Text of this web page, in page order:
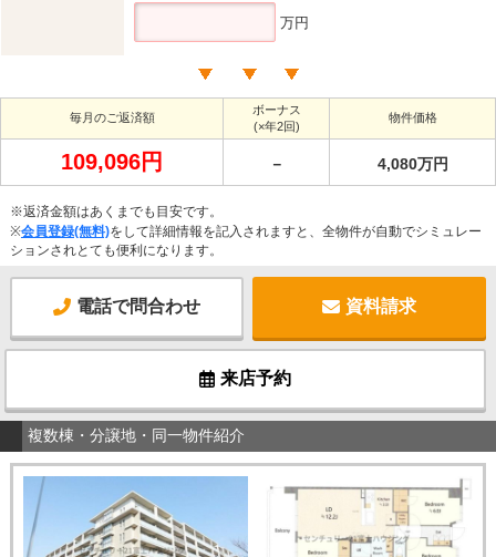
万円
毎月のご返済額
ボーナス
(×年2回)
物件価格
109,096円 － 4,080万円
※返済金額はあくまでも目安です。
※会員登録(無料)をして詳細情報を記入されますと、全物件が自動でシミュレー
ションされとても便利になります。
電話で問合わせ 資料請求
来店予約
複数棟・分譲地・同一物件紹介